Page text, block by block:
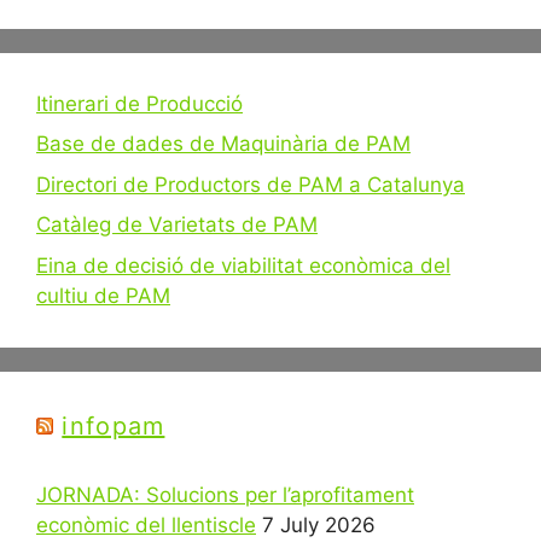
Itinerari de Producció
Base de dades de Maquinària de PAM
Directori de Productors de PAM a Catalunya
Catàleg de Varietats de PAM
Eina de decisió de viabilitat econòmica del
cultiu de PAM
infopam
JORNADA: Solucions per l’aprofitament
econòmic del llentiscle 7 July 2026